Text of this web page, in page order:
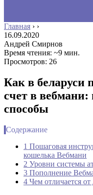
Главная › ›
16.09.2020
Андрей Смирнов
Время чтения: ~9 мин.
Просмотров: 26
Как в беларуси
счет в вебмани:
способы
Содержание
1 Пошаговая
кошелька Вебмани
2 Уровни системы
3 Пополнение
4 Чем отличается